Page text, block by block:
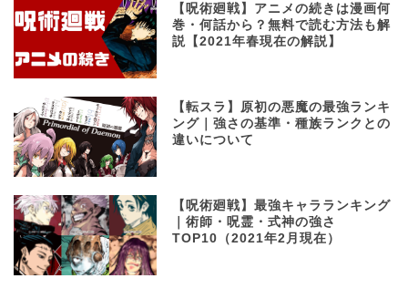
【呪術廻戦】アニメの続きは漫画何
巻・何話から？無料で読む方法も解
説【2021年春現在の解説】
【転スラ】原初の悪魔の最強ランキ
ング｜強さの基準・種族ランクとの
違いについて
【呪術廻戦】最強キャラランキング
｜術師・呪霊・式神の強さ
TOP10（2021年2月現在）